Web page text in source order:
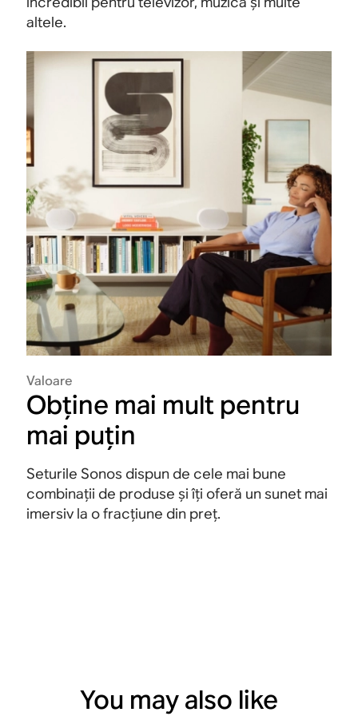
altele.
Valoare
Obține mai mult pentru
mai puțin
Seturile Sonos dispun de cele mai bune
combinații de produse și îți oferă un sunet mai
imersiv la o fracțiune din preț.
You may also like